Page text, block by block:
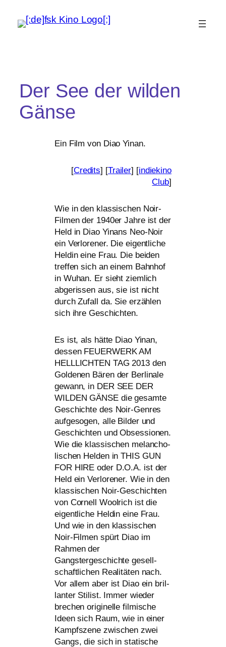
Der See der wilden
Gänse
Ein Film von Diao Yinan.
[Credits] [Trailer] [indie­ki­no
Club]
Wie in den klas­si­schen Noir-
Filmen der 1940er Jahre ist der
Held in Diao Yinans Neo-Noir
ein Verlorener. Die eigent­li­che
Heldin eine Frau. Die bei­den
tref­fen sich an einem Bahnhof
in Wuhan. Er sieht ziem­lich
abge­ris­sen aus, sie ist nicht
durch Zufall da. Sie erzäh­len
sich ihre Geschichten.
Es ist, als hät­te Diao Yinan,
des­sen FEUERWERK AM
HELLLICHTEN TAG 2013 den
Goldenen Bären der Berlinale
gewann, in DER SEE DER
WILDEN GÄNSEdie gesam­te
Geschichte des Noir-Genres
auf­ge­so­gen, alle Bilder und
Geschichten und Obsessionen.
Wie die klas­si­schen melan­cho­
li­schen Helden inTHIS GUN
FOR HIRE oder D.O.A. ist der
Held ein Verlorener. Wie in den
klas­si­schen Noir-Geschichten
von Cornell Woolrich ist die
eigent­li­che Heldin eine Frau.
Und wie in den klas­si­schen
Noir-Filmen spürt Diao im
Rahmen der
Gangstergeschichte gesell­
schaft­li­chen Realitäten nach.
Vor allem aber ist Diao ein bril­
lan­ter Stilist. Immer wie­der
bre­chen ori­gi­nel­le fil­mi­sche
Ideen sich Raum, wie in einer
Kampfszene zwi­schen zwei
Gangs, die sich in sta­ti­sche